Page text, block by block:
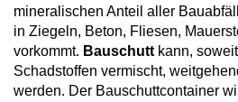
mineralischen Anteil aller
in Ziegeln, Beton, Fliesen,
vorkommt. Bauschutt kann,
Schadstoffen vermischt,
werden. Der Bauschuttcontainer